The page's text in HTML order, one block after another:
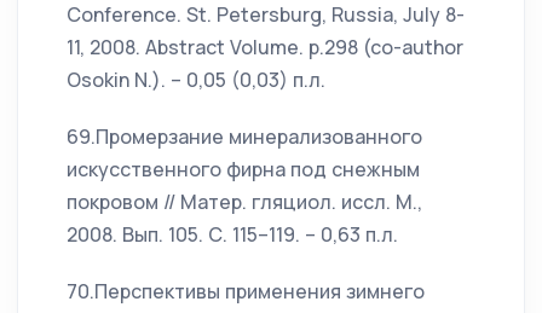
Conference. St. Petersburg, Russia, July 8-
11, 2008. Abstract Volume. p.298 (co-author
Osokin N.). – 0,05 (0,03) п.л.
69.Промерзание минерализованного
искусственного фирна под снежным
покровом // Матер. гляциол. иссл. М.,
2008. Вып. 105. С. 115–119. – 0,63 п.л.
70.Перспективы применения зимнего